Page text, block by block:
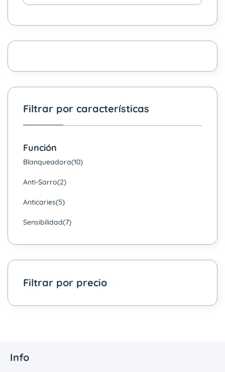
Filtrar por características
Función
Blanqueadora(10)
Anti-Sarro(2)
Anticaries(5)
Sensibilidad(7)
Filtrar por precio
Info